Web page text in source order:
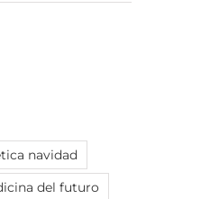
navidad
del futuro